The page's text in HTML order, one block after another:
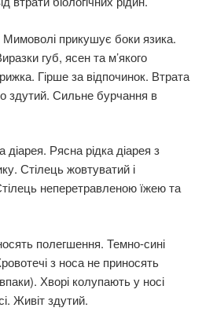
Мимоволі прикушує боки язика.
губ, ясен та м’якого
Гірше за відпочинок. Втрата
здутий. Сильне бурчання в
діарея. Рясна рідка діарея з
Стілець жовтуватий і
неперетравленою їжею та
полегшення. Темно-сині
з носа не приносять
Хворі колупають у носі
Живіт здутий.